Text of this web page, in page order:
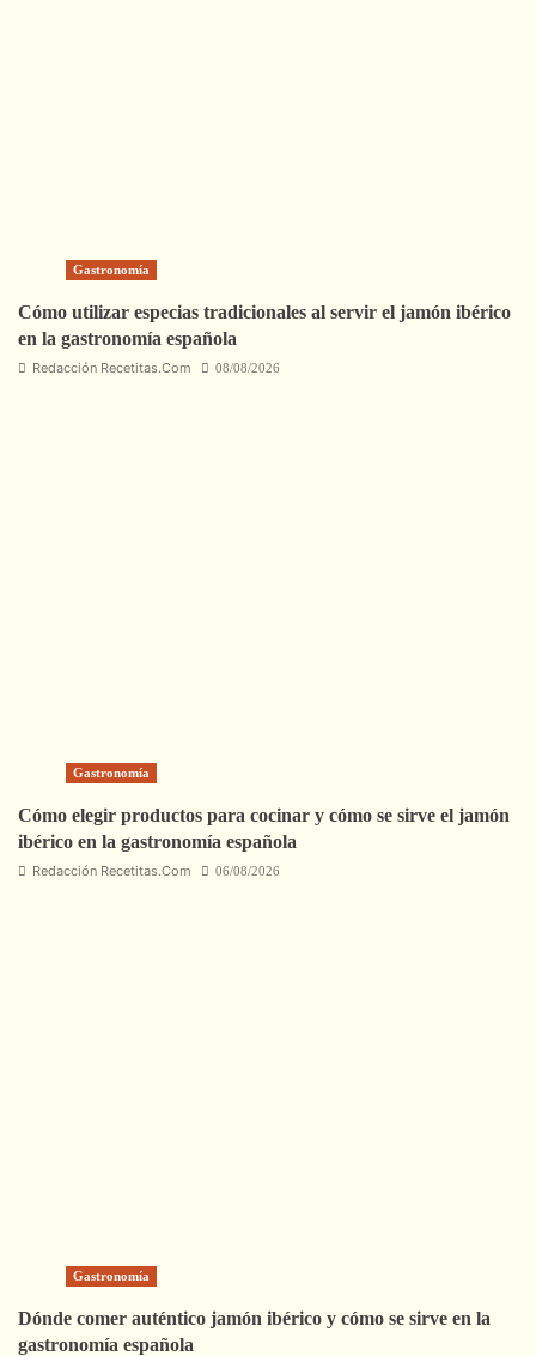
Gastronomía
Cómo utilizar especias tradicionales al servir el jamón ibérico
en la gastronomía española
Redacción Recetitas.Com 08/08/2026
Gastronomía
Cómo elegir productos para cocinar y cómo se sirve el jamón
ibérico en la gastronomía española
Redacción Recetitas.Com 06/08/2026
Gastronomía
Dónde comer auténtico jamón ibérico y cómo se sirve en la
gastronomía española